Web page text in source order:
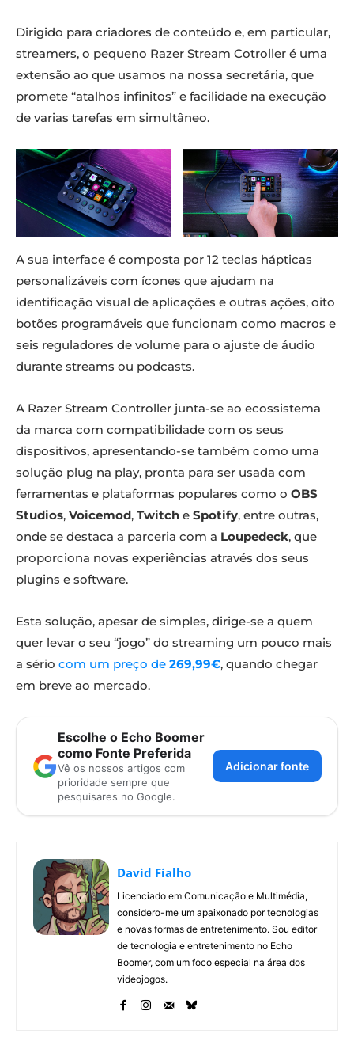
Dirigido para criadores de conteúdo e, em particular,
streamers, o pequeno Razer Stream Cotroller é uma
extensão ao que usamos na nossa secretária, que
promete “atalhos infinitos” e facilidade na execução
de varias tarefas em simultâneo.
A sua interface é composta por 12 teclas hápticas
personalizáveis com ícones que ajudam na
identificação visual de aplicações e outras ações, oito
botões programáveis que funcionam como macros e
seis reguladores de volume para o ajuste de áudio
durante streams ou podcasts.
A Razer Stream Controller junta-se ao ecossistema
da marca com compatibilidade com os seus
dispositivos, apresentando-se também como uma
solução plug na play, pronta para ser usada com
ferramentas e plataformas populares como o OBS
Studios, Voicemod, Twitch e Spotify, entre outras,
onde se destaca a parceria com a Loupedeck, que
proporciona novas experiências através dos seus
plugins e software.
Esta solução, apesar de simples, dirige-se a quem
quer levar o seu “jogo” do streaming um pouco mais
a sério com um preço de 269,99€, quando chegar
em breve ao mercado.
Escolhe o Echo Boomer
como Fonte Preferida
Vê os nossos artigos com
prioridade sempre que
pesquisares no Google.
Adicionar fonte
David Fialho
Licenciado em Comunicação e Multimédia,
considero-me um apaixonado por tecnologias
e novas formas de entretenimento. Sou editor
de tecnologia e entretenimento no Echo
Boomer, com um foco especial na área dos
videojogos.